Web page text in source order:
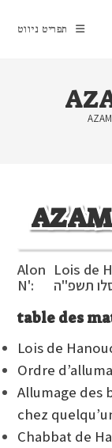
תפריט ניווט
Alon
N':
Lois de
תשפ"ה
table des
Lois de
Ordre
Allumage des
chez
Chabbat de